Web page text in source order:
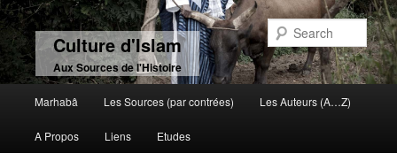
Culture d'Islam
Aux Sources de l'Histoire
Skip to primary content
Skip to secondary content
Marhabâ Les Sources (par contrées) Les Auteurs (A…Z)
A Propos Liens Etudes